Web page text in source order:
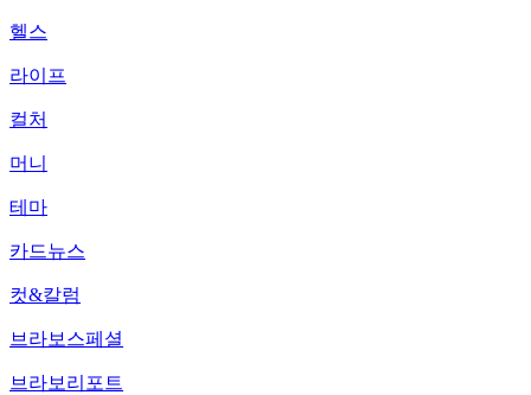
헬스
라이프
컬처
머니
테마
카드뉴스
컷&칼럼
브라보스페셜
브라보리포트